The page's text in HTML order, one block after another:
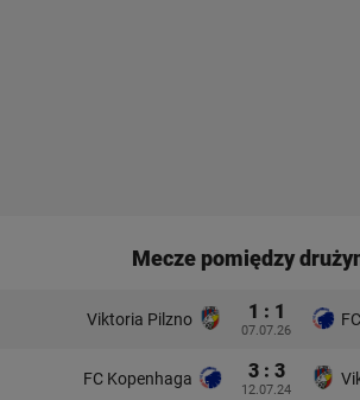
Mecze pomiędzy
Viktoria Pilzno 1 : 1
07.07.26
FC Kopenhaga 3 : 3
12.07.24